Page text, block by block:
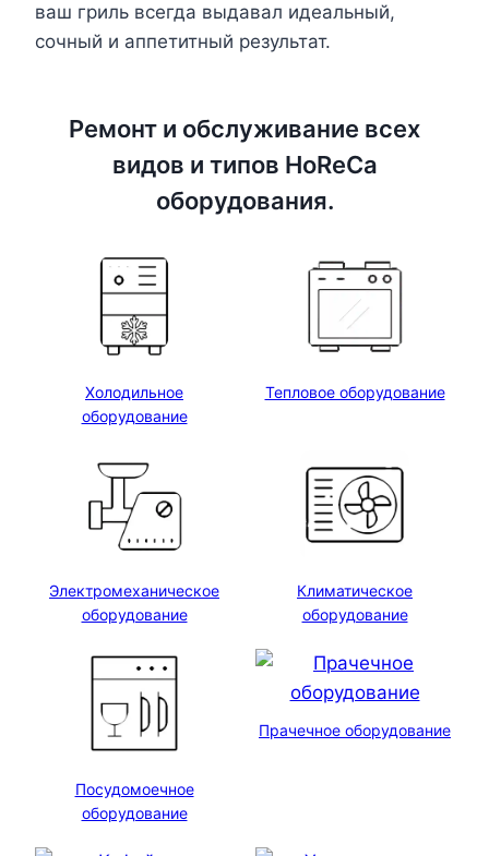
ваш гриль всегда выдавал идеальный,
сочный и аппетитный результат.
Ремонт и обслуживание всех
видов и типов HoReCa
оборудования.
Холодильное
оборудование
Тепловое оборудование
Электромеханическое
оборудование
Климатическое
оборудование
Посудомоечное
оборудование
Прачечное оборудование